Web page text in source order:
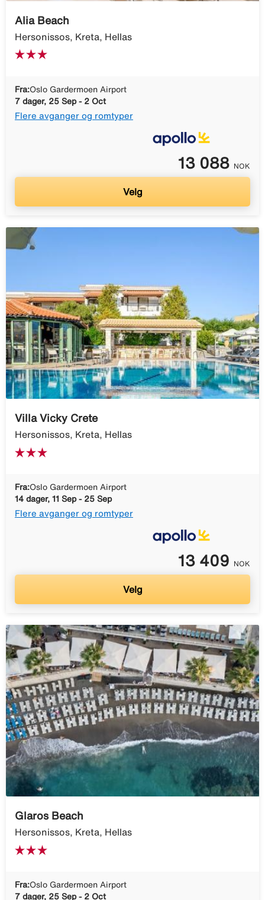
Alia Beach
Hersonissos, Kreta, Hellas
Fra:Oslo Gardermoen Airport
7 dager, 25 Sep - 2 Oct
Flere avganger og romtyper
13 088 NOK
Velg
Villa Vicky Crete
Hersonissos, Kreta, Hellas
Fra:Oslo Gardermoen Airport
14 dager, 11 Sep - 25 Sep
Flere avganger og romtyper
13 409 NOK
Velg
Glaros Beach
Hersonissos, Kreta, Hellas
Fra:Oslo Gardermoen Airport
7 dager, 25 Sep - 2 Oct